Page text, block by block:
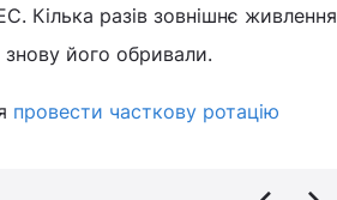
Кілька разів зовнішнє живлення
його обривали.
провести часткову ротацію